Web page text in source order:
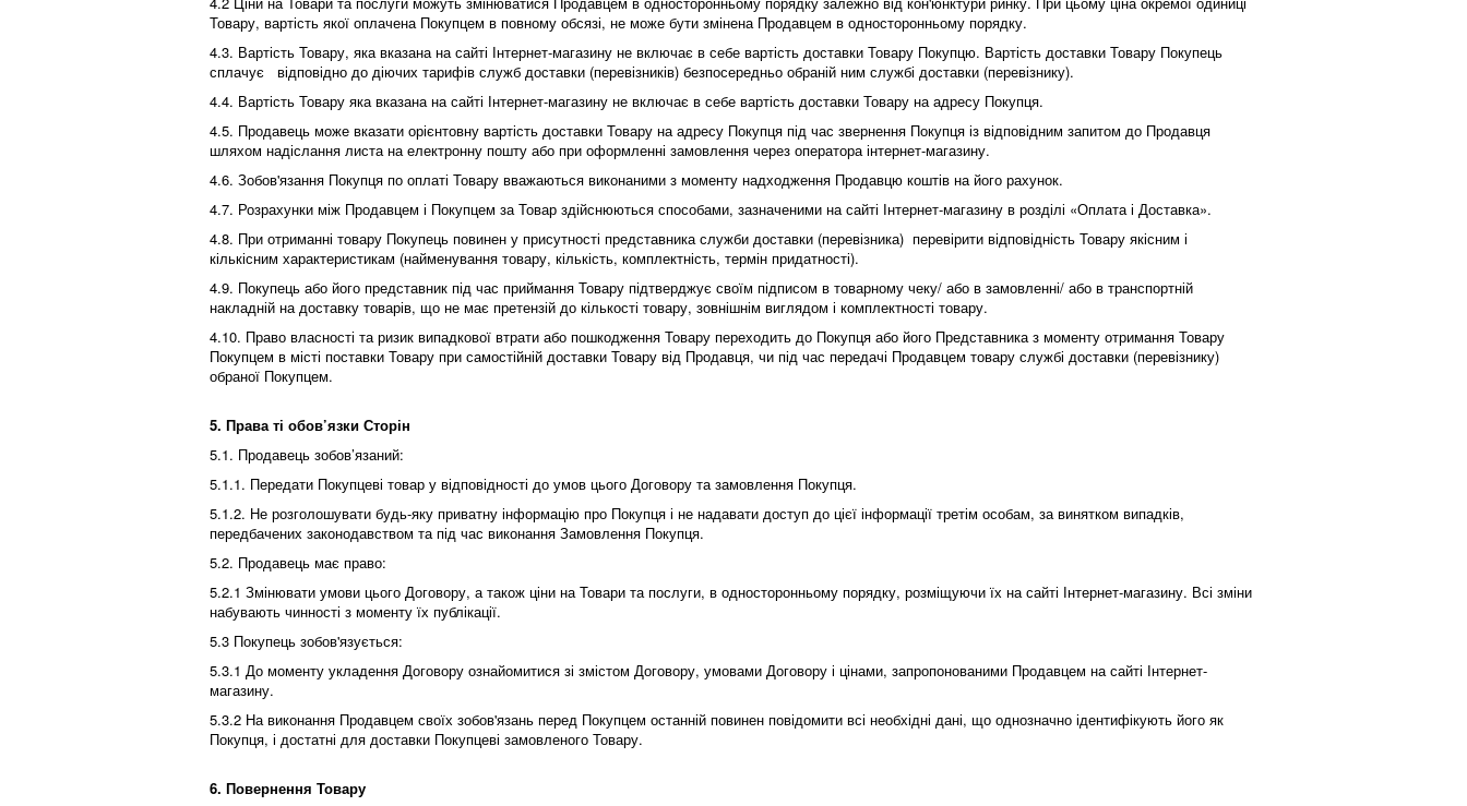
Товару, вартість якої оплачена Покупцем в повному обсязі, не може бути змінена Продавцем в односторонньому порядку.
4.3. Вартість Товару, яка вказана на сайті Інтернет-магазину не включає в себе вартість доставки Товару Покупцю. Вартість доставки Товару Покупець
сплачує відповідно до діючих тарифів служб доставки (перевізників) безпосередньо обраній ним службі доставки (перевізнику).
4.4. Вартість Товару яка вказана на сайті Інтернет-магазину не включає в себе вартість доставки Товару на адресу Покупця.
4.5. Продавець може вказати орієнтовну вартість доставки Товару на адресу Покупця під час звернення Покупця із відповідним запитом до Продавця
шляхом надіслання листа на електронну пошту або при оформленні замовлення через оператора інтернет-магазину.
4.6. Зобов'язання Покупця по оплаті Товару вважаються виконаними з моменту надходження Продавцю коштів на його рахунок.
4.7. Розрахунки між Продавцем і Покупцем за Товар здійснюються способами, зазначеними на сайті Інтернет-магазину в розділі «Оплата і Доставка».
4.8. При отриманні товару Покупець повинен у присутності представника служби доставки (перевізника) перевірити відповідність Товару якісним і
кількісним характеристикам (найменування товару, кількість, комплектність, термін придатності).
4.9. Покупець або його представник під час приймання Товару підтверджує своїм підписом в товарному чеку/ або в замовленні/ або в транспортній
накладній на доставку товарів, що не має претензій до кількості товару, зовнішнім виглядом і комплектності товару.
4.10. Право власності та ризик випадкової втрати або пошкодження Товару переходить до Покупця або його Представника з моменту отримання Товару
Покупцем в місті поставки Товару при самостійній доставки Товару від Продавця, чи під час передачі Продавцем товару службі доставки (перевізнику)
обраної Покупцем.
5. Права ті обов’язки Сторін
5.1. Продавець зобов’язаний:
5.1.1. Передати Покупцеві товар у відповідності до умов цього Договору та замовлення Покупця.
5.1.2. Не розголошувати будь-яку приватну інформацію про Покупця і не надавати доступ до цієї інформації третім особам, за винятком випадків,
передбачених законодавством та під час виконання Замовлення Покупця.
5.2. Продавець має право:
5.2.1 Змінювати умови цього Договору, а також ціни на Товари та послуги, в односторонньому порядку, розміщуючи їх на сайті Інтернет-магазину. Всі зміни
набувають чинності з моменту їх публікації.
5.3 Покупець зобов'язується:
5.3.1 До моменту укладення Договору ознайомитися зі змістом Договору, умовами Договору і цінами, запропонованими Продавцем на сайті Інтернет-
магазину.
5.3.2 На виконання Продавцем своїх зобов'язань перед Покупцем останній повинен повідомити всі необхідні дані, що однозначно ідентифікують його як
Покупця, і достатні для доставки Покупцеві замовленого Товару.
6. Повернення Товару